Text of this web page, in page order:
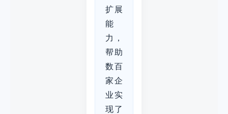
扩展
能
力，
帮助
数百
家企
业实
现了